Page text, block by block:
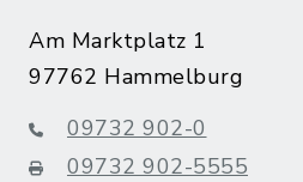
Am Marktplatz 1
97762 Hammelburg
09732 902-0
09732 902-5555